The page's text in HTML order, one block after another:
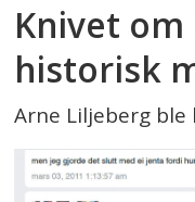
Knivet
historisk
Arne Liljeberg